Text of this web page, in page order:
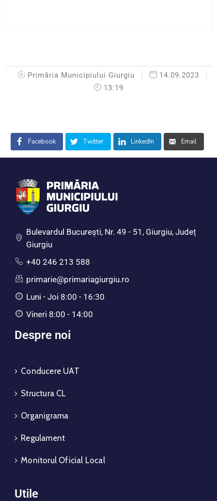
Primăria Municipiului Giurgiu
14.09.2023
13:19
Facebook Twitter LinkedIn Email
Bulevardul Bucureşti, Nr. 49 - 51, Giurgiu, Județ
Giurgiu
+40 246 213 588
primarie@primariagiurgiu.ro
Luni - Joi 8:00 - 16:30
Vineri 8:00 - 14:00
Despre noi
Conducere UAT
Structura CL
Organigrama
Regulament
Monitorul Oficial Local
Utile